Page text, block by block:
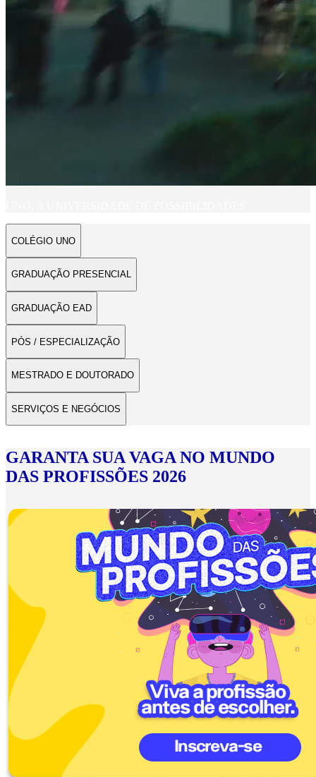
COLÉGIO UNO
GRADUAÇÃO PRESENCIAL
GRADUAÇÃO EAD
PÓS / ESPECIALIZAÇÃO
MESTRADO E DOUTORADO
SERVIÇOS E NEGÓCIOS
GARANTA SUA VAGA NO MUNDO
DAS PROFISSÕES 2026